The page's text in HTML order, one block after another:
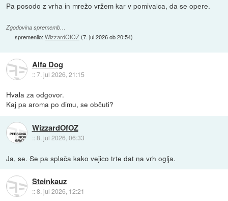
Pa posodo z vrha in mrežo vržem kar v pomivalca, da se opere.
Zgodovina sprememb…
spremenilo:WizzardOfOZ(7. jul 2026 ob 20:54)
Alfa Dog
::7. jul 2026, 21:15
Hvala za odgovor.
Kaj pa aroma po dimu, se občuti?
WizzardOfOZ
::8. jul 2026, 06:33
Ja, se. Se pa splača kako vejico trte dat na vrh oglja.
Steinkauz
::8. jul 2026, 12:21